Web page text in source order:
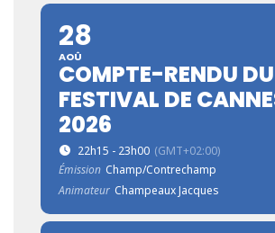
28
AOÛ
COMPTE-RENDU DU
FESTIVAL DE
2026
22h15 - 23h00 (GMT+02:00)
Émission Champ/Contrechamp
Animateur Champeaux Jacques